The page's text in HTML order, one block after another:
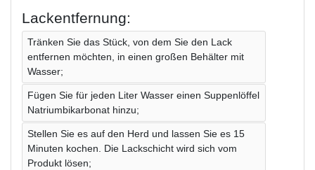
Lackentfernung:
Tränken Sie das Stück, von dem Sie den Lack
entfernen möchten, in einen großen Behälter mit
Wasser;
Fügen Sie für jeden Liter Wasser einen Suppenlöffel
Natriumbikarbonat hinzu;
Stellen Sie es auf den Herd und lassen Sie es 15
Minuten kochen. Die Lackschicht wird sich vom
Produkt lösen;